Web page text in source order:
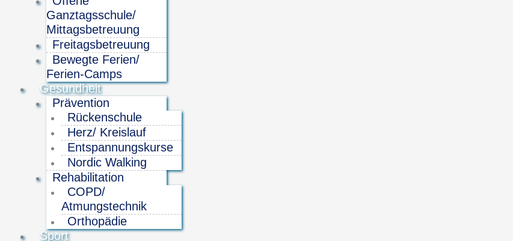
Ganztagsschule/
Mittagsbetreuung
Freitagsbetreuung
Bewegte Ferien/
Ferien-Camps
Gesundheit
Prävention
Rückenschule
Herz/ Kreislauf
Entspannungskurse
Nordic Walking
Rehabilitation
COPD/
Atmungstechnik
Orthopädie
Sport